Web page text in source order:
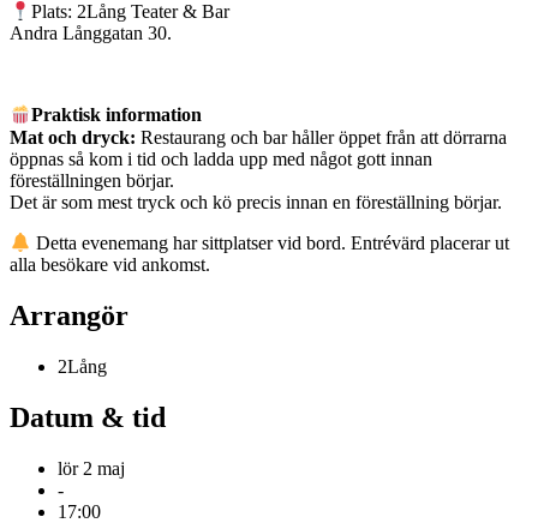
Plats: 2Lång Teater & Bar
Andra Långgatan 30.
Praktisk information
Mat och dryck: Restaurang och bar håller öppet från att dörrarna
öppnas så kom i tid och ladda upp med något gott innan
föreställningen börjar.
Det är som mest tryck och kö precis innan en föreställning börjar.
Detta evenemang har sittplatser vid bord. Entrévärd placerar ut
alla besökare vid ankomst.
Arrangör
2Lång
Datum & tid
lör 2 maj
-
17:00